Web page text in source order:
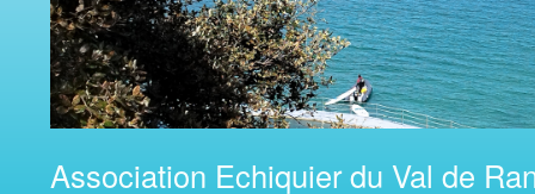
Association Echiquier du Val de